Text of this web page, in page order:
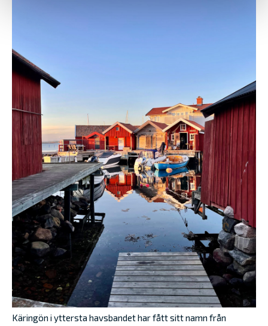
Käringön i yttersta havsbandet har fått sitt namn från